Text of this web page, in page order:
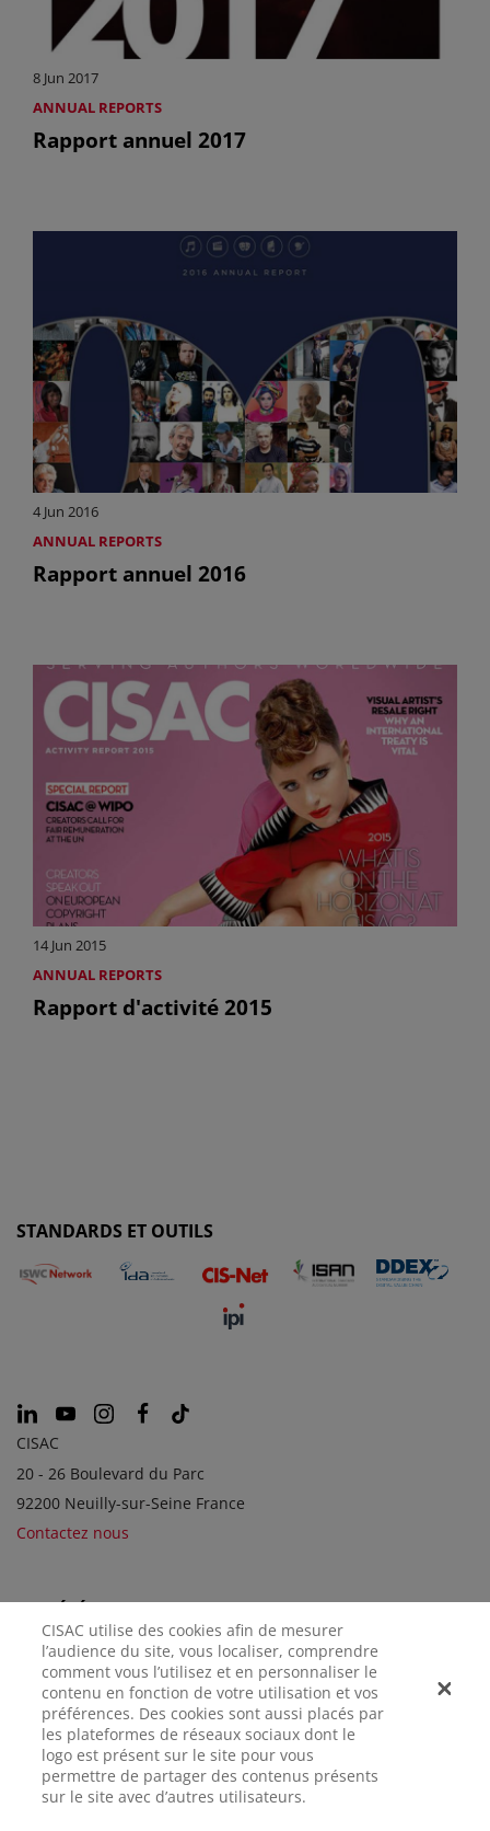
8 Jun 2017
ANNUAL REPORTS
Rapport annuel 2017
4 Jun 2016
ANNUAL REPORTS
Rapport annuel 2016
14 Jun 2015
ANNUAL REPORTS
Rapport d'activité 2015
STANDARDS ET OUTILS
CISAC
20 - 26 Boulevard du Parc
92200 Neuilly-sur-Seine France
Contactez nous
SOCIÉTÉS SOEURS
MENTIONS
CONFIDENTIALITÉ
CISAC utilise des cookies afin de mesurer
l’audience du site, vous localiser, comprendre
comment vous l’utilisez et en personnaliser le
contenu en fonction de votre utilisation et vos
préférences. Des cookies sont aussi placés par
les plateformes de réseaux sociaux dont le
logo est présent sur le site pour vous
permettre de partager des contenus présents
sur le site avec d’autres utilisateurs.